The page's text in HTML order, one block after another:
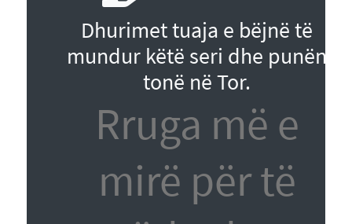
Dhurimet tuaja e bëjnë të
mundur këtë seri dhe punën
tonë në Tor.
Rruga më e
mirë për të